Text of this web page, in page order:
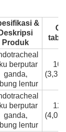
&
Deskripsi
Produk
berputar
ganda,
lentur
berputar
ganda,
lentur